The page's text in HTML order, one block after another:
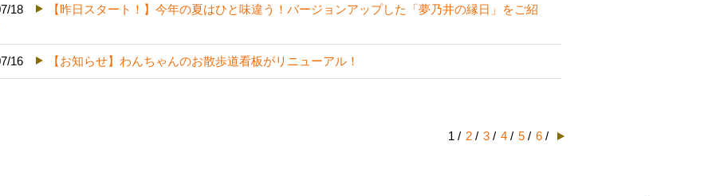
18
【昨日スタート！】今年の夏はひと味違う！バージョンアップした「夢乃井の縁日」をご紹
16 【お知らせ】わんちゃんのお散歩道看板がリニューアル！
1 / 2 / 3 / 4 / 5 / 6 /